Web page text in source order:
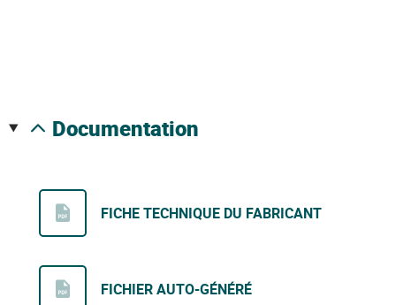
documentation
FICHE TECHNIQUE DU FABRICANT
FICHIER AUTO-GÉNÉRÉ